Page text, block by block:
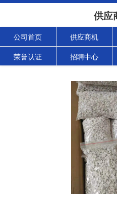
供应
公司首页 供应商机
荣誉认证 招聘中心